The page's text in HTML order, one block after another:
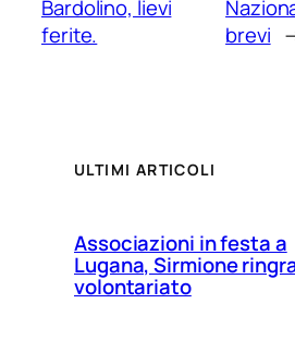
Bardolino, lievi
ferite.
brevi
ULTIMI ARTICOLI
Associazioni in festa a
Lugana, Sirmione
volontariato